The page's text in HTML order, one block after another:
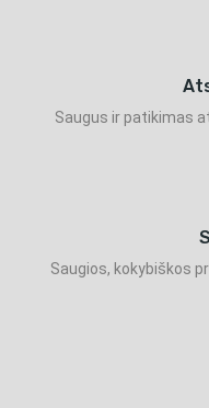
Saugus ir patikimas
Saugios, kokybiškos